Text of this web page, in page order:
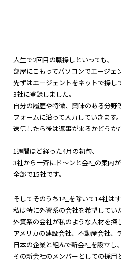
人生で2回目の職探しといっても、
部屋にこもってパソコンでエージェ
先ずはエージェントをネットで探し
3社に登録しました。
自分の履歴や特徴、興味のある分野等
フォームに沿って入力していきます。
送信したら後は返事が来るかどうか
1週間ほど経った4月の初旬、
3社から一斉にド～ンと会社の案内が
全部で15社です。
そしてそのうち1社を除いて14社は
私は特に外資系の会社を希望してい
外資系の会社が私のような人材を探
アメリカの建設会社、不動産会社、
日本の企業と組んで新会社を設立し、
その新会社のメンバーとしての採用